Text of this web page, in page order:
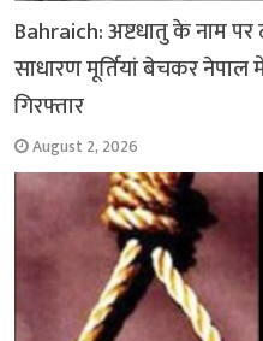
Bahraich: अष्टधातु के नाम
साधारण मूर्तियां बेचकर
गिरफ्तार
August 2, 2026